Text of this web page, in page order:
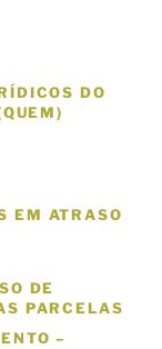
DO
EM ATRASO
DE
PARCELAS
–